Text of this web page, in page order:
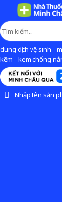
dung dịch vệ sinh -
kẽm - kem chống
Nhập tên sản